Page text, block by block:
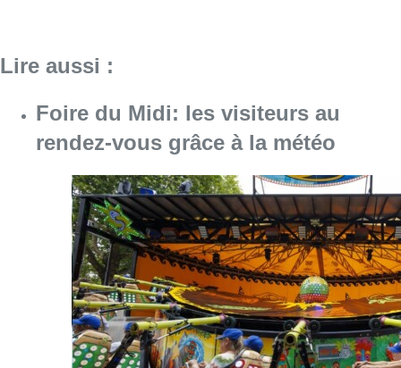
07 août 2026 Consulter l'article "Foire du Midi: les
Mémorial Van Damme: “From Ivo to
Mondo”, une exposition sur Ivo
Van Damme et l’histoire du